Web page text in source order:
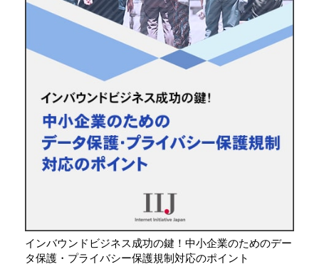
インバウンドビジネス成功の鍵！中小企業のためのデー
タ保護・プライバシー保護規制対応のポイント